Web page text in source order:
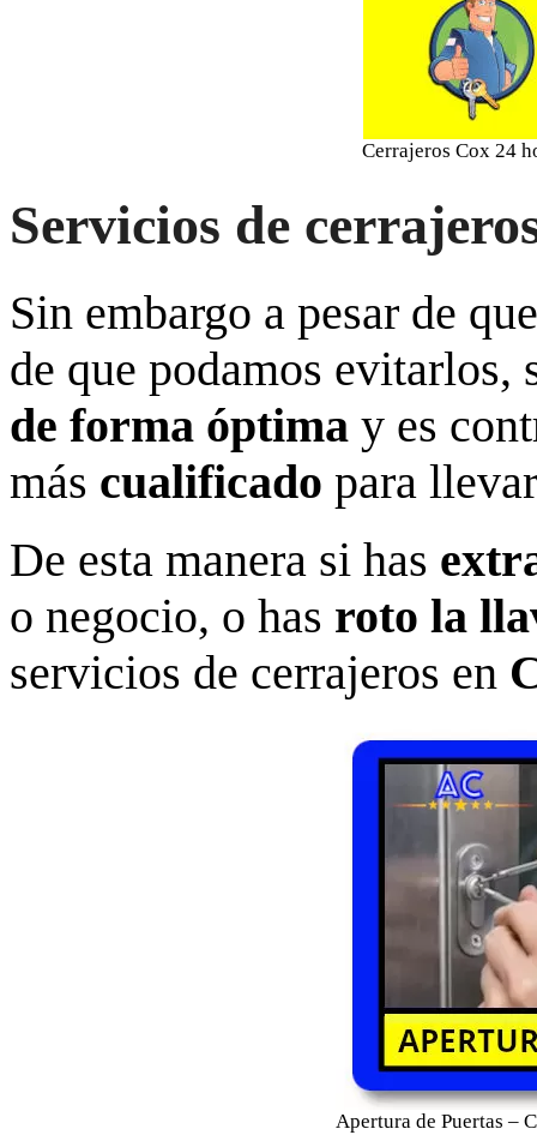
Cerrajeros Cox 24
Servicios de
Sin embargo a pesar de
de que podamos
de forma óptima y es
más cualificado para
De esta manera si has
o negocio, o has roto la
servicios de cerrajeros en
Apertura de Puertas –